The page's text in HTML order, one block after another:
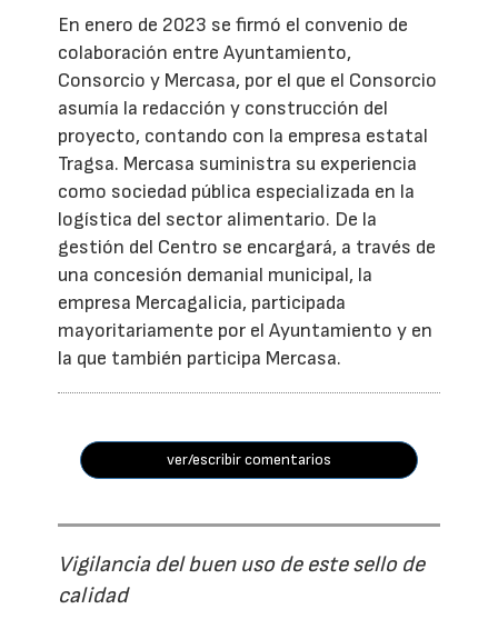
En enero de 2023 se firmó el convenio de
colaboración entre Ayuntamiento,
Consorcio y Mercasa, por el que el Consorcio
asumía la redacción y construcción del
proyecto, contando con la empresa estatal
Tragsa. Mercasa suministra su experiencia
como sociedad pública especializada en la
logística del sector alimentario. De la
gestión del Centro se encargará, a través de
una concesión demanial municipal, la
empresa Mercagalicia, participada
mayoritariamente por el Ayuntamiento y en
la que también participa Mercasa.
ver/escribir comentarios
Vigilancia del buen uso de este sello de
calidad